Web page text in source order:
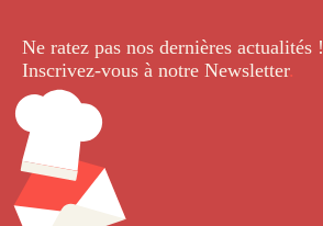
Ne ratez pas nos dernières actualités !
Inscrivez-vous à notre Newsletter.